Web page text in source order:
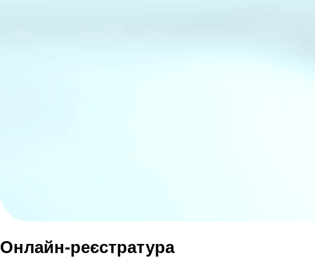
Онлайн-реєстратура